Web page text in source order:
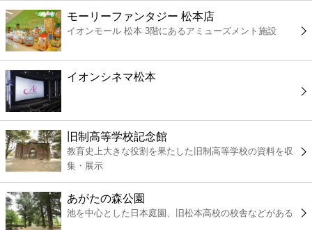
エンタメ
レジャー
書店
ファミレス
カフェ
モーリーファンタジー 松本店
イオンモール 松本 3階にあるアミューズメント施設
イオンシネマ松本
旧制高等学校記念館
教育史上大きな役割を果たした旧制高等学校の資料を収
集・展示
あがたの森公園
池を中心とした日本庭園、旧松本高校の校舎などがある